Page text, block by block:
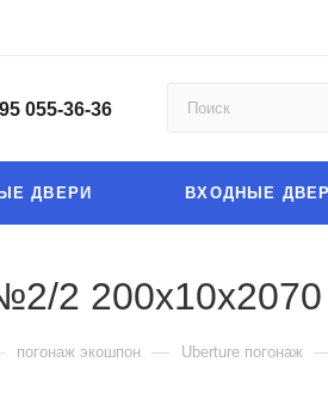
055-36-36
ДВЕРИ ВХОДНЫЕ
2
погонаж экошпон — Uberture погонаж